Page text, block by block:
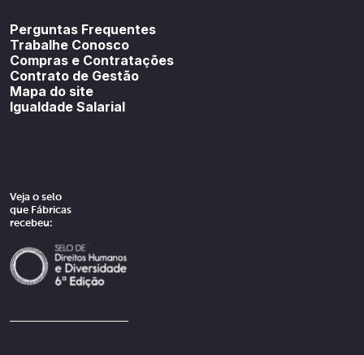
Perguntas Frequentes
Trabalhe Conosco
Compras e Contratações
Contrato de Gestão
Mapa do site
Igualdade Salarial
Veja o selo
que Fábricas
recebeu: